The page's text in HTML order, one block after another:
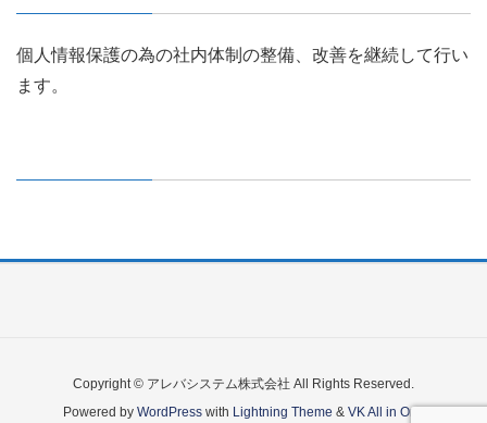
個人情報保護の為の社内体制の整備、改善を継続して行い
ます。
Copyright © アレバシステム株式会社 All Rights Reserved.
Powered by WordPresswith Lightning Theme & VK All in One